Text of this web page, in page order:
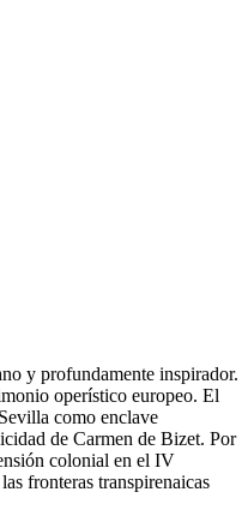
y profundamente inspirador.
operístico europeo. El
como enclave
de Carmen de Bizet. Por
colonial en el IV
fronteras transpirenaicas